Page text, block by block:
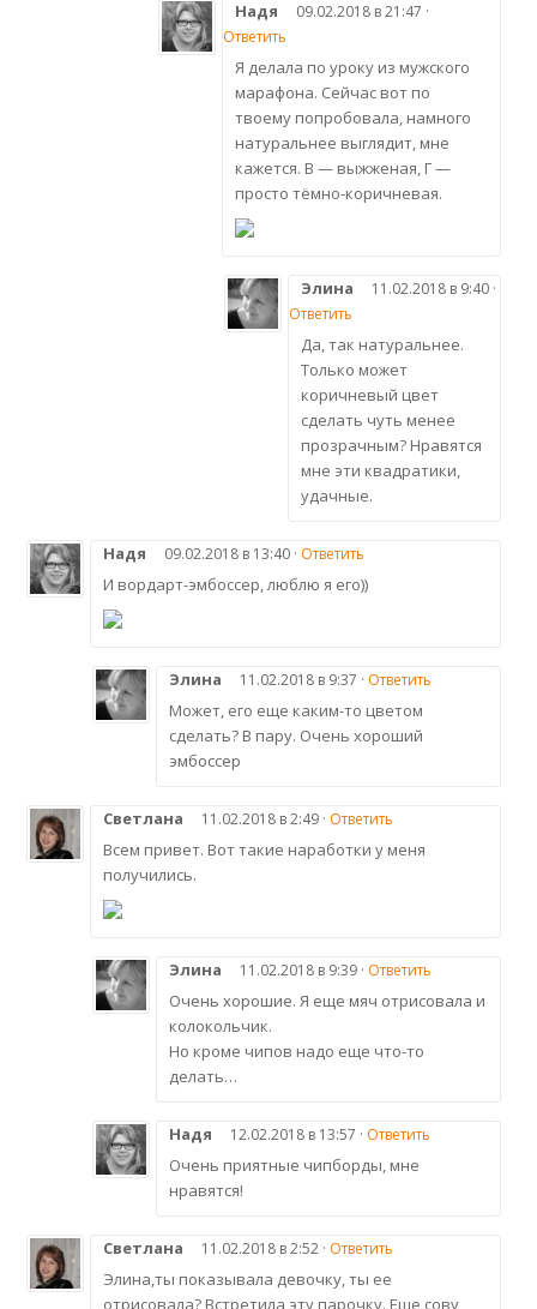
Надя
09.02.2018 в 21:47 ·
Ответить
Я делала по уроку из мужского
марафона. Сейчас вот по
твоему попробовала, намного
натуральнее выглядит, мне
кажется. В — выжженая, Г —
просто тёмно-коричневая.
Элина
11.02.2018 в 9:40 ·
Ответить
Да, так натуральнее.
Только может
коричневый цвет
сделать чуть менее
прозрачным? Нравятся
мне эти квадратики,
удачные.
Надя 09.02.2018 в 13:40 · Ответить
И вордарт-эмбоссер, люблю я его))
Элина 11.02.2018 в 9:37 · Ответить
Может, его еще каким-то цветом
сделать? В пару. Очень хороший
эмбоссер
Светлана 11.02.2018 в 2:49 · Ответить
Всем привет. Вот такие наработки у меня
получились.
Элина 11.02.2018 в 9:39 · Ответить
Очень хорошие. Я еще мяч отрисовала и
колокольчик.
Но кроме чипов надо еще что-то
делать…
Надя 12.02.2018 в 13:57 · Ответить
Очень приятные чипборды, мне
нравятся!
Светлана 11.02.2018 в 2:52 · Ответить
Элина,ты показывала девочку, ты ее
отрисовала? Встретила эту парочку. Еще сову